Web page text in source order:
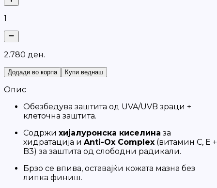
1
2.780 ден.
Додади во корпа Купи веднаш
Опис
Обезбедува заштита од UVA/UVB зраци +
клеточна заштита.
Содржи хијалуронска киселина за
хидратација и Anti-Ox Complex (витамин C, E +
B3) за заштита од слободни радикали.
Брзо се впива, оставајќи кожата мазна без
липка финиш.